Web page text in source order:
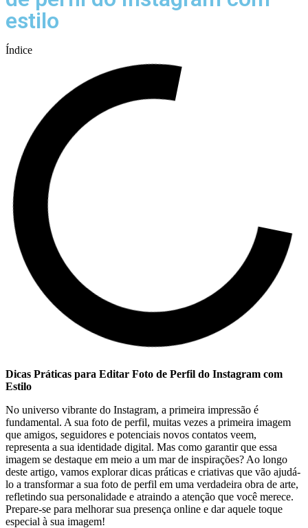
estilo
Índice
Dicas ‍Práticas para Editar Foto de Perfil do Instagram​ com
Estilo
No universo ⁢vibrante do Instagram, ‌a primeira impressão é
fundamental. A sua foto de perfil, muitas⁣ vezes a ‍primeira imagem
que amigos, seguidores ​e ⁢potenciais novos contatos veem,
representa a sua ⁤identidade digital. Mas como garantir que essa
imagem se destaque em meio a um mar ​de⁣ inspirações? Ao longo
deste artigo, vamos explorar dicas práticas e criativas que vão ajudá-
lo a transformar a sua foto de ⁤perfil em uma ‍verdadeira obra​ de arte,⁣
refletindo‌ sua personalidade e atraindo a atenção que⁢ você merece.
Prepare-se para melhorar sua presença‌ online e ​dar aquele toque
especial à sua⁤ imagem!